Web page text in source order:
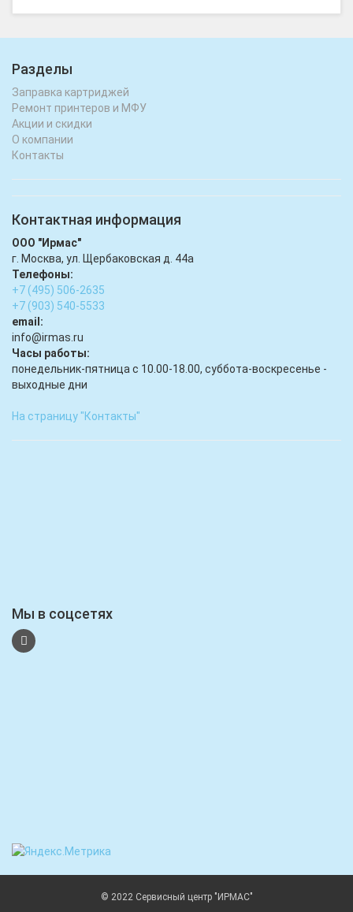
Разделы
Заправка картриджей
Ремонт принтеров и МФУ
Акции и скидки
О компании
Контакты
Контактная информация
ООО "Ирмас"
г. Москва, ул. Щербаковская д. 44а
Телефоны:
+7 (495) 506-2635
+7 (903) 540-5533
email:
infо@irmas.ru
Часы работы:
понедельник-пятница с 10.00-18.00, суббота-воскресенье -
выходные дни
На страницу "Контакты"
Мы в соцсетях
© 2022 Сервисный центр "ИРМАС"